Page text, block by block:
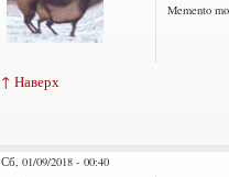
Memento
↑ Наверх
Сб, 01/09/2018 - 00:40